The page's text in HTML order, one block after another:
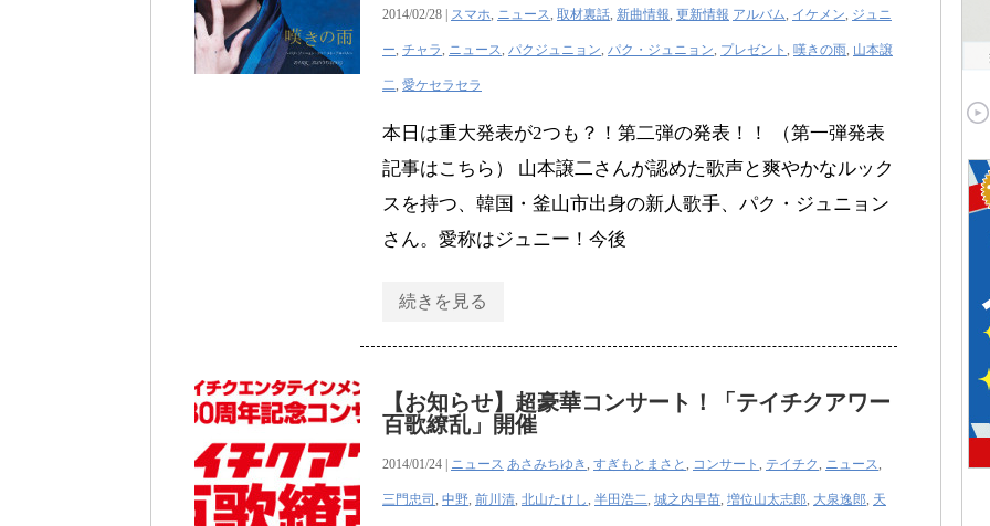
2014/02/28 | スマホ, ニュース, 取材裏話, 新曲情報, 更新情報 アルバム, イケメン, ジュニ
ー, チャラ, ニュース, パクジュニョン, パク・ジュニョン, プレゼント , 嘆きの雨, 山本譲
二, 愛ケセラセラ
本日は重大発表が2つも？！第二弾の発表！！ （第一弾発表
記事はこちら） 山本譲二さんが認めた歌声と爽やかなルック
スを持つ、韓国・釜山市出身の新人歌手、パク・ジュニョン
さん。愛称はジュニー！今後
続きを見る
【お知らせ】超豪華コンサート！「テイチクアワー
百歌繚乱」開催
2014/01/24 | ニュース あさみちゆき, すぎもとまさと , コンサート , テイチク, ニュース,
三門忠司 , 中野, 前川清, 北山たけし, 半田浩二, 城之内早苗, 増位山太志郎, 大泉逸郎, 天